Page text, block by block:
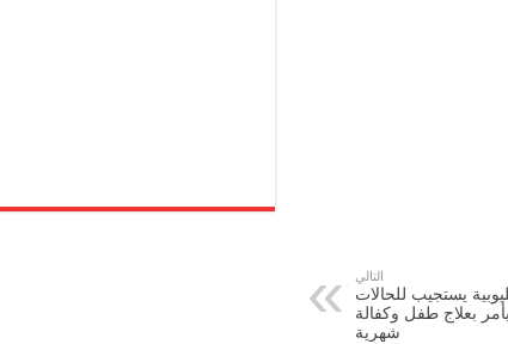
التالي
يستجيب للحالات
بعلاج طفل وكفالة
شهرية